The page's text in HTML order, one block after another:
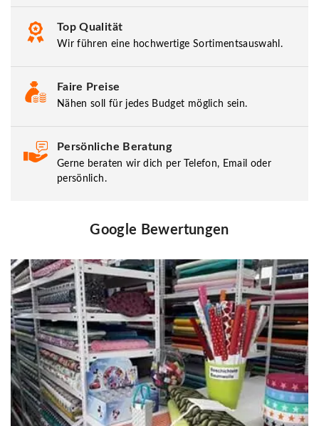
Top Qualität
Wir führen eine hochwertige Sortimentsauswahl.
Faire Preise
Nähen soll für jedes Budget möglich sein.
Persönliche Beratung
Gerne beraten wir dich per Telefon, Email oder
persönlich.
Google Bewertungen